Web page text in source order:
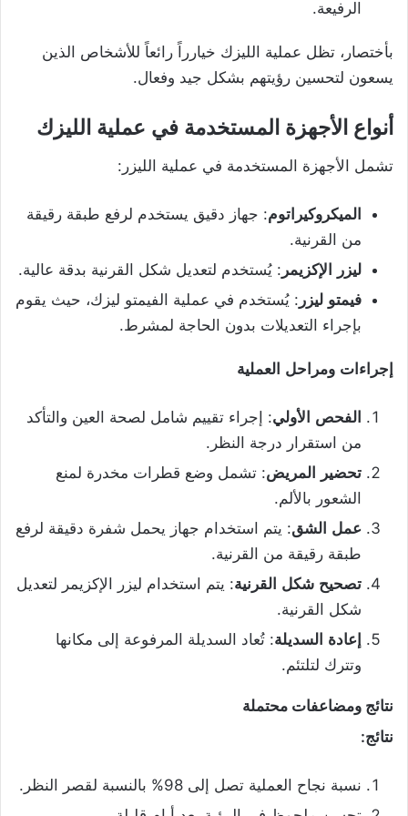
الرفيعة.
بأختصار، تظل عملية الليزك خيارراً رائعاً للأشخاص الذين
يسعون لتحسين رؤيتهم بشكل جيد وفعال.
أنواع الأجهزة المستخدمة في عملية الليزك
تشمل الأجهزة المستخدمة في عملية الليزر:
الميكروكيراتوم: جهاز دقيق يستخدم لرفع طبقة رقيقة
من القرنية.
ليزر الإكزيمر : يُستخدم لتعديل شكل القرنية بدقة عالية.
فيمتو ليزر : يُستخدم في عملية الفيمتو ليزك، حيث يقوم
بإجراء التعديلات بدون الحاجة لمشرط.
إجراءات ومراحل العملية
الفحص الأولي: إجراء تقييم شامل لصحة العين والتأكد
من استقرار درجة النظر.
تحضير المريض: تشمل وضع قطرات مخدرة لمنع
الشعور بالألم.
عمل الشق: يتم استخدام جهاز يحمل شفرة دقيقة لرفع
طبقة رقيقة من القرنية.
تصحيح شكل القرنية: يتم استخدام ليزر الإكزيمر لتعديل
شكل القرنية.
إعادة السديلة: تُعاد السديلة المرفوعة إلى مكانها
وتترك لتلتئم.
نتائج ومضاعفات محتملة
نتائج:
نسبة نجاح العملية تصل إلى 98% بالنسبة لقصر النظر.